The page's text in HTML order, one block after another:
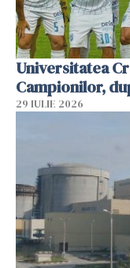
Universitatea
Campionilor,
29 IULIE 2026